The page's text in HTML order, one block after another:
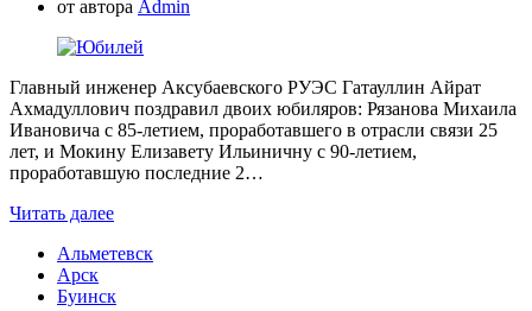
от автора Аdmin
Главный инженер Аксубаевского РУЭС Гатауллин Айрат
Ахмадуллович поздравил двоих юбиляров: Рязанова Михаила
Ивановича с 85-летием, проработавшего в отрасли связи 25
лет, и Мокину Елизавету Ильиничну с 90-летием,
проработавшую последние 2…
Читать далее
Альметевск
Арск
Буинск